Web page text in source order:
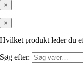
×
×
Hvilket produkt leder du
Søg efter: